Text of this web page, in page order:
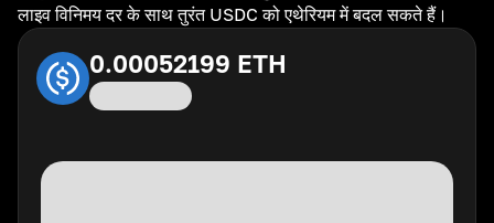
लाइव विनिमय दर के साथ तुरंत USDC को एथेरियम में बदल सकते हैं।
0.00052199 ETH